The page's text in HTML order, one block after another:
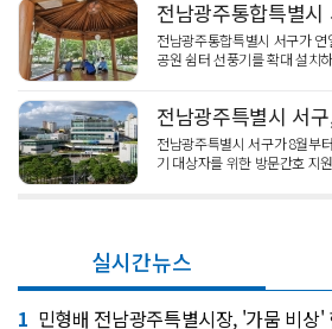
전남광주통합특별시 서구가
공원 쉼터 선풍기를 확대 설치
전남광주특별시 서구가 8월부
기 대상자를 위한 방문간호 지
실시간뉴스
1 민형배 전남광주특별시장, '가뭄 비상'